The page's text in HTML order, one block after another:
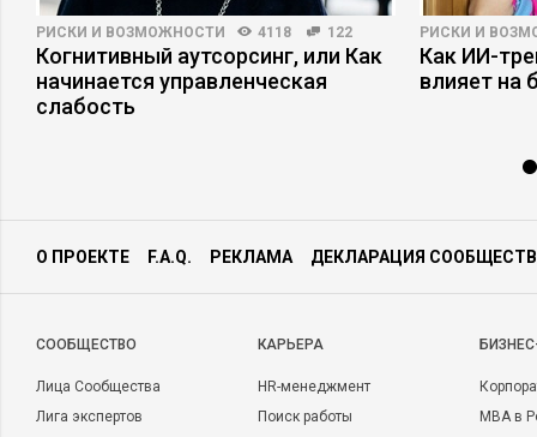
РИСКИ И ВОЗМОЖНОСТИ 4118 122
Когнитивный аутсорсинг, или Как
начинается управленческая
слабость
РИСКИ И
Как ИИ-
влияет на
О ПРОЕКТЕ F.A.Q. РЕКЛАМА ДЕКЛАРАЦИЯ
CООБЩЕСТВО
Лица Сообщества
Лига экспертов
КАРЬЕРА
HR-менеджмент
Поиск работы
MBA в